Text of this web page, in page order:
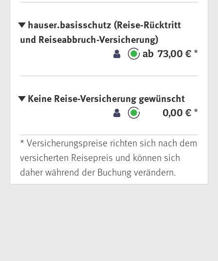
hauser.basisschutz (Reise-Rücktritt
und Reiseabbruch-Versicherung)
ab 73,00 € *
Keine Reise-Versicherung gewünscht
0,00 € *
* Versicherungspreise richten sich nach dem
versicherten Reisepreis und können sich
daher während der Buchung verändern.